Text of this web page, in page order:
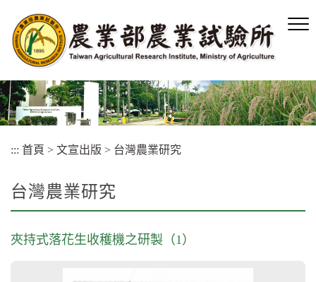
容
區
塊
::: 首頁 > 文宣出版 > 台灣農業研究
台灣農業研究
夾持式落花生收穫機之研製（1）